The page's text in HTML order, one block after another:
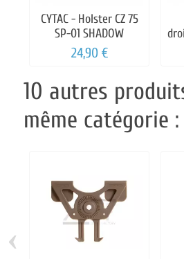
CYTAC - Holster CZ 75
SP-01 SHADOW
24,90 €
10 autres
même catégorie :
‹